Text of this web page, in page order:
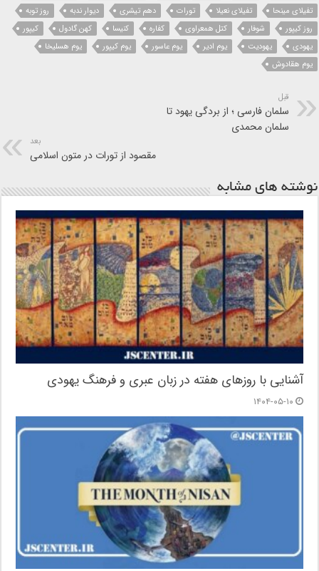
تفیلای مینحا
تفیلای نعیلا تورات دهم تیشری دیوار ندبه
روز توبه
روز کیپور
شوفار کتل همعراوی کفاره کنیسا کهن گادول
کیپور
یهودی
یهودیت یوم ادیر یوم عاسور یوم کیپور
یوم هسلیخا
یوم هقادوش
قبل
سلمان فارسی ؛ از بردگی یهود تا
سلمان محمدی
بعد
مقصود از تورات در متون اسلامی
نوشته های مشابه
آشنایی با روزهای هفته در زبان عبری و فرهنگ یهودی
۱۴۰۴-۰۵-۱۰